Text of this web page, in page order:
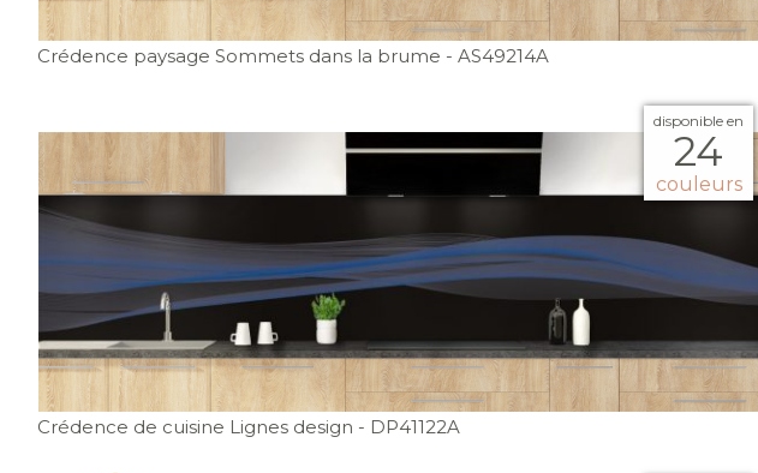
Crédence paysage Sommets dans la brume - AS49214A
disponible en
24
couleurs
Crédence de cuisine Lignes design - DP41122A